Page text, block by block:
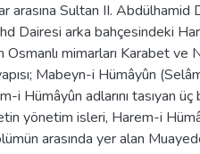
arasına Sultan II.
Dairesi arka bahçesindeki
Osmanlı mimarları Karabet ve
Mabeyn-i Hümâyûn
i Hümâyûn adlarını tasıyan
yönetim isleri, Harem-i
arasında yer alan